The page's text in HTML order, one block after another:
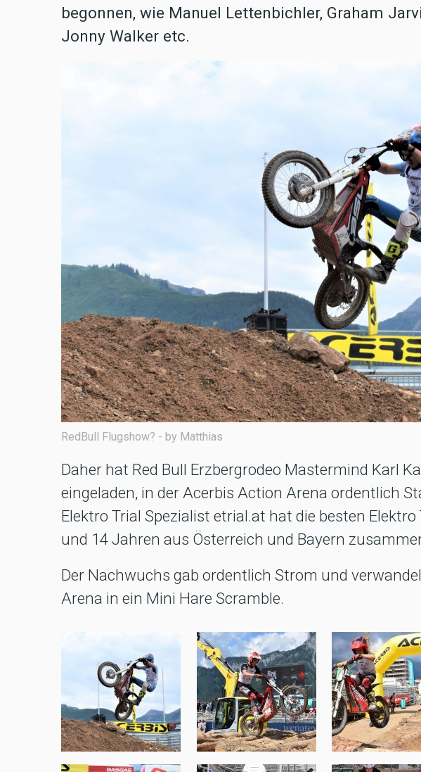
begonnen, wie Manuel Lettenbichler, Graham
Jonny Walker etc.
RedBull Flugshow? - by Matthias
Daher hat Red Bull Erzbergrodeo Mastermind Karl
eingeladen, in der Acerbis Action Arena ordentlich
Elektro Trial Spezialist etrial.at hat die besten
und 14 Jahren aus Österreich und Bayern
Der Nachwuchs gab ordentlich Strom und
Arena in ein Mini Hare Scramble.